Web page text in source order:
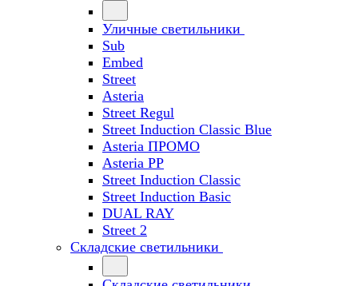
Уличные светильники
Sub
Embed
Street
Asteria
Street Regul
Street Induction Classic Blue
Asteria ПРОМО
Asteria PP
Street Induction Classic
Street Induction Basic
DUAL RAY
Street 2
Складские светильники